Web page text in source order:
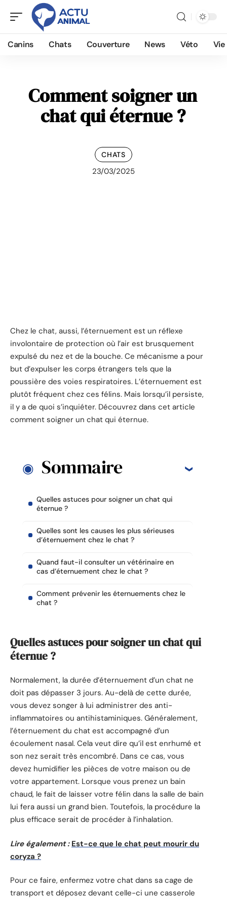
Canins Chats Couverture News Véto
Comment soigner un
chat qui éternue ?
CHATS
23/03/2025
Chez le chat, aussi, l’éternuement est un réflexe
involontaire de protection où l’air est brusquement
expulsé du nez et de la bouche. Ce mécanisme a pour
but d’expulser les corps étrangers tels que la
poussière des voies respiratoires. L’éternuement est
plutôt fréquent chez ces félins. Mais lorsqu’il persiste,
il y a de quoi s’inquiéter. Découvrez dans cet article
comment soigner un chat qui éternue.
Sommaire
Quelles astuces pour soigner un chat qui
éternue ?
Quelles sont les causes les plus sérieuses
d’éternuement chez le chat ?
Quand faut-il consulter un vétérinaire en
cas d’éternuement chez le chat ?
Comment prévenir les éternuements chez le
chat ?
Quelles astuces pour soigner un chat qui
éternue ?
Normalement, la durée d’éternuement d’un chat ne
doit pas dépasser 3 jours. Au-delà de cette durée,
vous devez songer à lui administrer des anti-
inflammatoires ou antihistaminiques. Généralement,
l’éternuement du chat est accompagné d’un
écoulement nasal. Cela veut dire qu’il est enrhumé et
son nez serait très encombré. Dans ce cas, vous
devez humidifier les pièces de votre maison ou de
votre appartement. Lorsque vous prenez un bain
chaud, le fait de laisser votre félin dans la salle de bain
lui fera aussi un grand bien. Toutefois, la procédure la
plus efficace serait de procéder à l’inhalation.
Lire également : Est-ce que le chat peut mourir du
coryza ?
Pour ce faire, enfermez votre chat dans sa cage de
transport et déposez devant celle-ci une casserole